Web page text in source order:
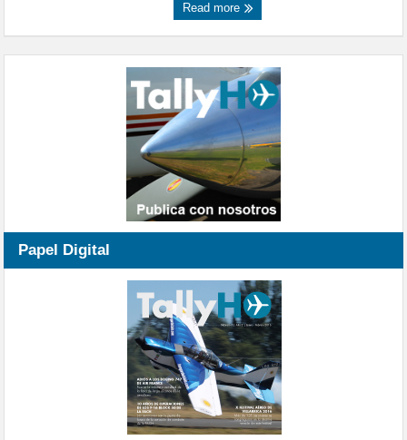
Read more
Papel Digital